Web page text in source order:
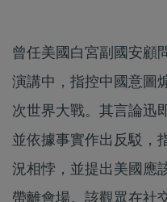
曾任美國白宮副國安顧
演講中，指控中國意圖
次世界大戰。其言論迅
並依據事實作出反駁，
況相悖，並提出美國應
帶離會場。該觀眾在社